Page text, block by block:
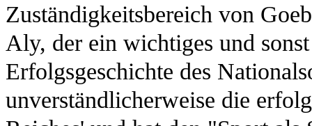
Zuständigkeitsbereich von
Aly, der ein wichtiges und
Erfolgsgeschichte des
unverständlicherweise die